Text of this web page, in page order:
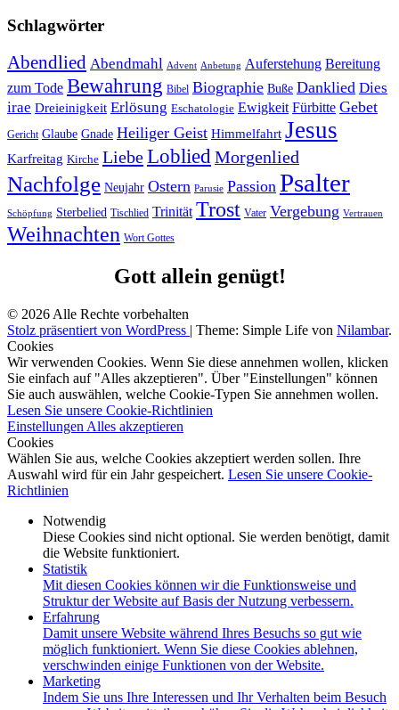
Schlagwörter
Abendlied Abendmahl Advent Anbetung Auferstehung Bereitung
zum Tode Bewahrung Bibel Biographie Buße Danklied Dies
irae Dreieinigkeit Erlösung Eschatologie Ewigkeit Fürbitte Gebet
Gericht Glaube Gnade Heiliger Geist Himmelfahrt Jesus
Karfreitag Kirche LiebeLobliedMorgenlied
Nachfolge Neujahr Ostern Parusie Passion Psalter
Schöpfung Sterbelied Tischlied Trinität Trost Vater Vergebung Vertrauen
Weihnachten Wort Gottes
Gott allein genügt!
© 2026 Alle Rechte vorbehalten
Stolz präsentiert von WordPress | Theme: Simple Life von Nilambar.
Cookies
Wir verwenden Cookies. Wenn Sie diese annehmen wollen, klicken
Sie einfach auf "Alles akzeptieren". Über "Einstellungen" können
Sie auch auswählen, welche Cookie-Typen Sie annehmen wollen.
Lesen Sie unsere Cookie-Richtlinien
Einstellungen Alles akzeptieren
Cookies
Wählen Sie aus, welche Cookies akzeptiert werden sollen. Ihre
Auswahl wird für ein Jahr gespeichert. Lesen Sie unsere Cookie-
Richtlinien
Notwendig
Diese Cookies sind nicht optional. Sie werden benötigt, damit
die Website funktioniert.
Statistik
Mit diesen Cookies können wir die Funktionsweise und
Struktur der Website auf Basis der Nutzung verbessern.
Erfahrung
Damit unsere Website während Ihres Besuchs so gut wie
möglich funktioniert. Wenn Sie diese Cookies ablehnen,
verschwinden einige Funktionen von der Website.
Marketing
Indem Sie uns Ihre Interessen und Ihr Verhalten beim Besuch